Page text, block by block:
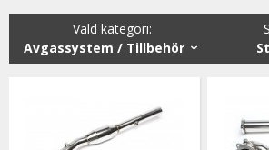
Vi håller alltid konkurrenskraftiga priser
kvaliteten hos på produkterna & vi
erbjuda en så god service som möjligt
Vald kategori:
Avgassystem / Tillbehör